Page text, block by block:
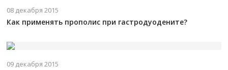
08 декабря 2015
Как применять прополис при гастродуодените?
09 декабря 2015